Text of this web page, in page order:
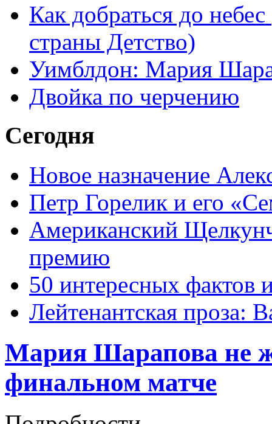
Как добраться до
страны Детство)
Уимблдон: Мария
Двойка по черчению
Сегодня
Новое назначение
Петр Горелик и его
Американский
премию
50 интересных фактов
Лейтенантская проза:
Мария Шарапова не
финальном матче